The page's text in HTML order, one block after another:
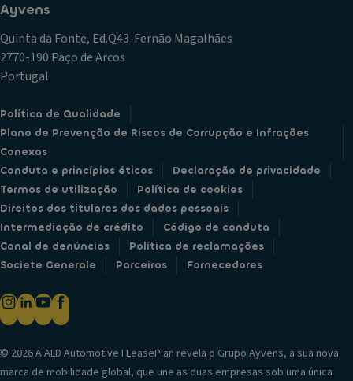
Ayvens
Quinta da Fonte, Ed.Q43-Fernão Magalhães
2770-190 Paço de Arcos
Portugal
Política de Qualidade
Plano de Prevenção de Riscos de Corrupção e Infrações
Conexas
Conduta e princípios éticos
Declaração de privacidade
Termos de utilização
Política de cookies
Direitos dos titulares dos dados pessoais
Intermediação de crédito
Código de conduta
Canal de denúncias
Política de reclamações
Societe Generale
Parceiros Fornecedores
© 2026 A ALD Automotive I LeasePlan revela o Grupo Ayvens, a sua nova
marca de mobilidade global, que une as duas empresas sob uma única